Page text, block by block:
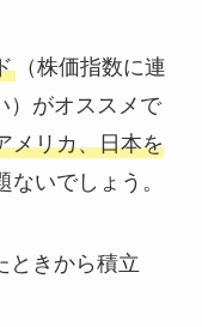
（株価指数に連
）がオススメで
メリカ、日本を
いでしょう。
ときから積立